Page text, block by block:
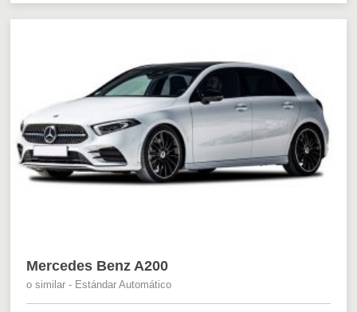
Mercedes Benz A200
o similar - Estándar Automático